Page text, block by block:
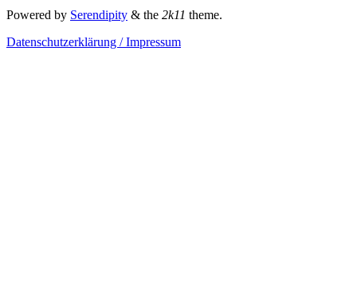
Powered by Serendipity & the 2k11 theme.
Datenschutzerklärung / Impressum